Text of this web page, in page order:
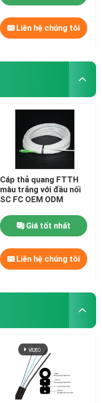
Liên hệ chúng tôi
Cáp thả quang FTTH
màu trắng với đầu nối
SC FC OEM ODM
Giá tốt nhất
Liên hệ chúng tôi